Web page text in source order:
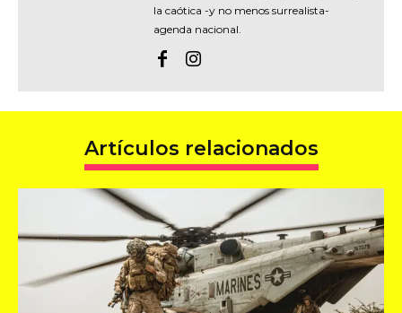
la caótica -y no menos surrealista-
agenda nacional.
Artículos relacionados